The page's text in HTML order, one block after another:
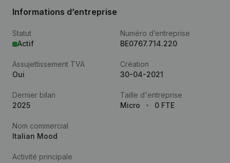
Informations d’entreprise
Statut
Actif
Numéro d’entreprise
BE0767.714.220
Assujettissement TVA
Oui
Création
30-04-2021
Dernier bilan
2025
Taille d'entreprise
Micro
0 FTE
Nom commercial
Italian Mood
Activité principale